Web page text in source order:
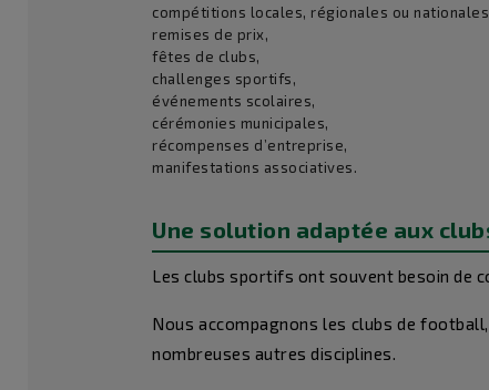
compétitions locales, régionales ou
remises de prix,
fêtes de clubs,
challenges sportifs,
événements scolaires,
cérémonies municipales,
récompenses d’entreprise,
manifestations associatives.
Une solution adaptée aux
Les clubs sportifs ont souvent besoin de
Nous accompagnons les clubs de
nombreuses autres disciplines.